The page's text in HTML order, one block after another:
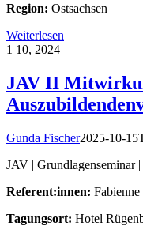
Region: Ostsachsen
Weiterlesen
1 10, 2024
JAV II
Gunda Fischer2025-10-
JAV | Grundlagenseminar
Referent:innen:
Tagungsort: Hotel